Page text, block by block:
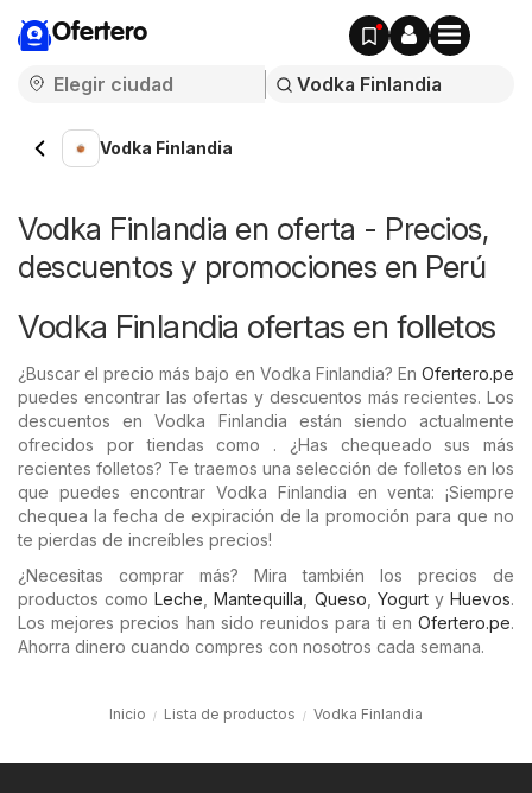
Ofertero
Vodka Finlandia
Vodka Finlandia en oferta - Precios,
descuentos y promociones en Perú
Vodka Finlandia ofertas en folletos
¿Buscar el precio más bajo en Vodka Finlandia? En Ofertero.pe
puedes encontrar las ofertas y descuentos más recientes. Los
descuentos en Vodka Finlandia están siendo actualmente
ofrecidos por tiendas como . ¿Has chequeado sus más
recientes folletos? Te traemos una selección de folletos en los
que puedes encontrar Vodka Finlandia en venta: ¡Siempre
chequea la fecha de expiración de la promoción para que no
te pierdas de increíbles precios!
¿Necesitas comprar más? Mira también los precios de
productos comoLeche ,Mantequilla Queso YogurtyHuevos.
Los mejores precios han sido reunidos para ti en Ofertero.pe.
Ahorra dinero cuando compres con nosotros cada semana.
Inicio Lista de productos Vodka Finlandia